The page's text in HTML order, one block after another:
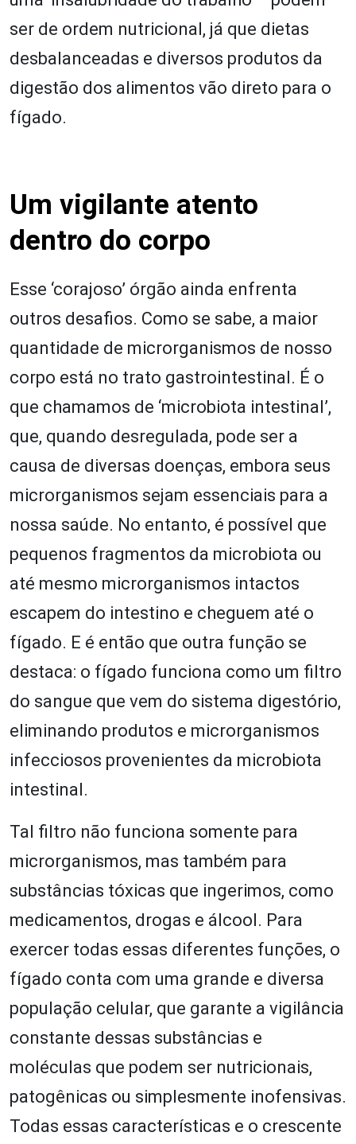
ser de ordem nutricional, já que dietas
desbalanceadas e diversos produtos da
digestão dos alimentos vão direto para o
fígado.
Um vigilante atento
dentro do corpo
Esse ‘corajoso’ órgão ainda enfrenta
outros desafios. Como se sabe, a maior
quantidade de microrganismos de nosso
corpo está no trato gastrointestinal. É o
que chamamos de ‘microbiota intestinal’,
que, quando desregulada, pode ser a
causa de diversas doenças, embora seus
microrganismos sejam essenciais para a
nossa saúde. No entanto, é possível que
pequenos fragmentos da microbiota ou
até mesmo microrganismos intactos
escapem do intestino e cheguem até o
fígado. E é então que outra função se
destaca: o fígado funciona como um filtro
do sangue que vem do sistema digestório,
eliminando produtos e microrganismos
infecciosos provenientes da microbiota
intestinal.
Tal filtro não funciona somente para
microrganismos, mas também para
substâncias tóxicas que ingerimos, como
medicamentos, drogas e álcool. Para
exercer todas essas diferentes funções, o
fígado conta com uma grande e diversa
população celular, que garante a vigilância
constante dessas substâncias e
moléculas que podem ser nutricionais,
patogênicas ou simplesmente inofensivas.
Todas essas características e o crescente